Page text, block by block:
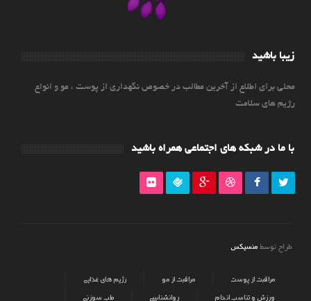
زیبا باشید
محلی برای اطلاع از آخرین مطالب در خصوص نگهداری از پوست ، مو و انواع
رژیم های سلامت
با ما در شبکه های اجتماعی همراه باشید
طراح توسط منسیکس
مراقبت از پوست مراقبت از مو
رژیم های غذایی
ورزش و تناسب اندام
روانشناسی طب سوزنی